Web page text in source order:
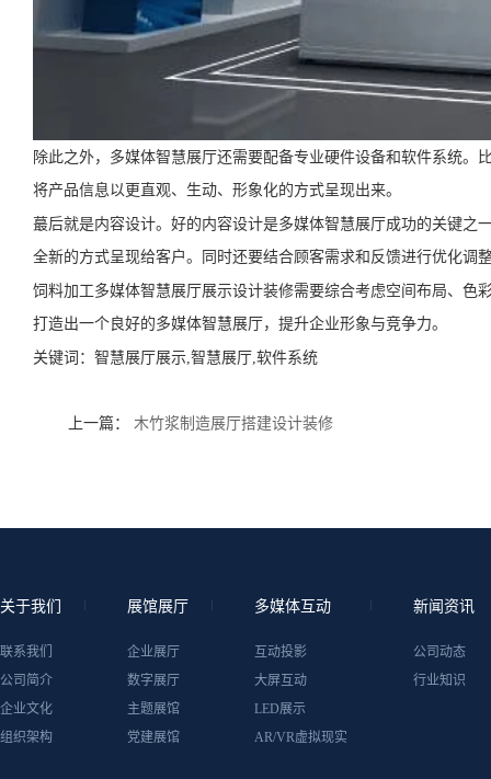
除此之外，多媒体智慧展厅还需要配备专业硬件设备和软件系统
将产品信息以更直观、生动、形象化的方式呈现出来。
蕞后就是内容设计。好的内容设计是多媒体智慧展厅成功的关键
全新的方式呈现给客户。同时还要结合顾客需求和反馈进行优化调
饲料加工多媒体智慧展厅展示设计装修需要综合考虑空间布局、
打造出一个良好的多媒体智慧展厅，提升企业形象与竞争力。
关键词： 智慧展厅展示,智慧展厅,软件系统
上一篇： 木竹浆制造展厅搭建设计装修
关于我们
联系我们
公司简介
企业文化
组织架构
展馆展厅
企业展厅
数字展厅
主题展馆
党建展馆
多媒体互动
互动投影
大屏互动
LED展示
AR/VR虚拟现实
新闻资讯
公司动态
行业知识